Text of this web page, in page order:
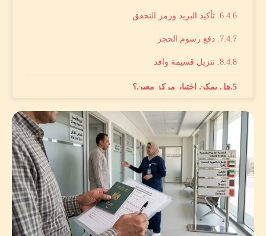
6. تأكيد البريد ورمز التحقق
7. دفع رسوم الحجز
8. تنزيل قسيمة وافد
هل يمكن اختيار مركز معين؟
مراكز وافد المعتمدة في مصر
كيف تبحث عن مركز معتمد؟
الأوراق المطلوبة يوم الكشف الطبي
هل يجب الصيام قبل كشف وافد؟
ما الفحوصات التي يتضمنها الكشف الطبي؟
نتيجة الكشف الطبي للسفر